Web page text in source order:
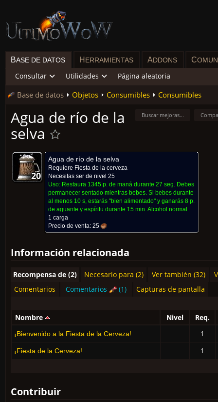
BASE DE DATOS H ERRAMIENTAS ADDONS C
Consultar Utilidades Página aleatoria
Base de datos Objetos Consumibles Consumibles
Buscar mejoras...
Agua de río de la
selva
20
20
20
20
20
20
20
20
20
Agua de río de la selva
Requiere Fiesta de la cerveza
Necesitas ser de nivel 25
Uso: Restaura 1345 p. de maná durante 27 seg. Debes
permanecer sentado mientras bebes. Si bebes durante
al menos 10 s, estarás "bien alimentado" y ganarás 8 p.
de aguante y espíritu durante 15 min. Alcohol normal.
1 carga
Precio de venta: 25
Información relacionada
Recompensa de (2) Necesario para (2) Ver también (32)
Comentarios
Comentarios (1) Capturas de pantalla
Nombre Nivel Req.
¡Bienvenido a la Fiesta de la Cerveza! 1
¡Fiesta de la Cerveza! 1
Contribuir